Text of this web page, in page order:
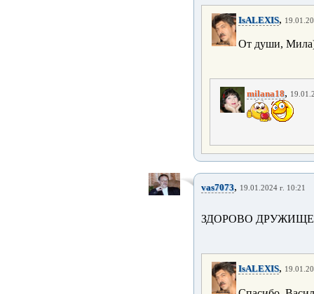
IsALEXIS,
От души,
milana18,
vas7073, 19.01.2024 г. 10:21
ЗДОРОВО
IsALEXIS,